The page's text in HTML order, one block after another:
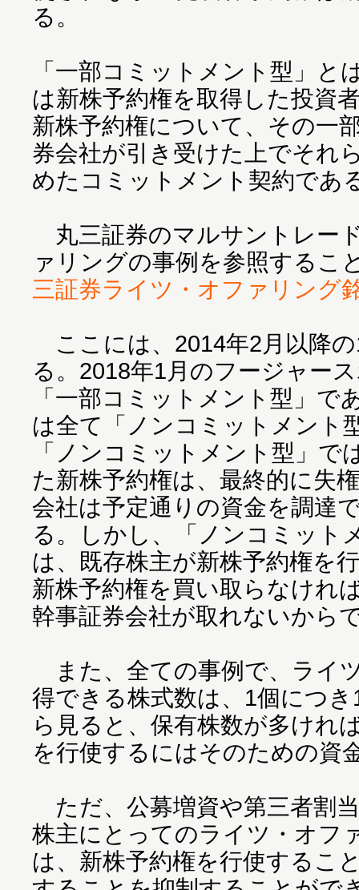
る。
「一部コミットメント型」と
は新株予約権を取得した投資
新株予約権について、その一
券会社が引き受けた上でそれ
めたコミットメント契約であ
丸三証券のマルサントレー
ァリングの事例を参照するこ
三証券ライツ・オファリング
ここには、2014年2月以降
る。2018年1月のフージャー
「一部コミットメント型」で
は全て「ノンコミットメント
「ノンコミットメント型」で
た新株予約権は、最終的に失
会社は予定通りの資金を調達
る。しかし、「ノンコミット
は、既存株主が新株予約権を
新株予約権を買い取らなけれ
幹事証券会社が取れないから
また、全ての事例で、ライ
得できる株式数は、1個につ
ら見ると、保有株数が多けれ
を行使するにはそのための資
ただ、公募増資や第三者割
株主にとってのライツ・オフ
は、新株予約権を行使するこ